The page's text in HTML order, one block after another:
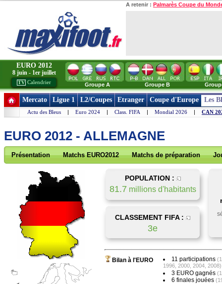
A retenir : Palmarès Coupe du
EURO 2012
8 juin - 1er juillet
TV Calendrier Groupe A Groupe B
Mercato Ligue 1 L2/Coupes Etranger Coupe d'Europe Les
Actu des Bleus | Euro 2024 | Class. FIFA | Mondial 2026 | CAN
EURO 2012 - ALLEMAGNE
Présentation Matchs EURO2012 Matchs de préparation
POPULATION :
81.7 millions d'habitants
CLASSEMENT FIFA :
3e
Bilan à l'EURO 11 participations
1996, 2000, 2004, 2008)
3 EURO gagnés
6 finales jouées